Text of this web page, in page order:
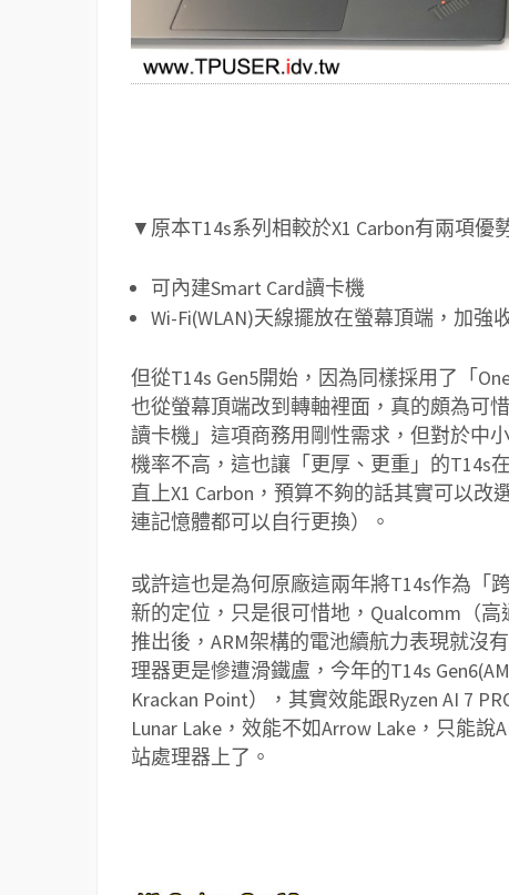
▼原本T14s系列相較於X1 Carbon有兩項優
可內建Smart Card讀卡機
Wi-Fi(WLAN)天線擺放在螢幕頂端，加強
但從T14s Gen5開始，因為同樣採用了「
也從螢幕頂端改到轉軸裡面，真的頗為可
讀卡機」這項商務用剛性需求，但對於中
機率不高，這也讓「更厚、更重」的T14s
直上X1 Carbon，預算不夠的話其實可以改
連記憶體都可以自行更換）。
或許這也是為何原廠這兩年將T14s作為「
新的定位，只是很可惜地，Qualcomm（高
推出後，ARM架構的電池續航力表現就沒
理器更是慘遭滑鐵盧，今年的T14s
Krackan Point），其實效能跟Ryzen AI 7
Lunar Lake，效能不如Arrow Lake，只能
站處理器上了。